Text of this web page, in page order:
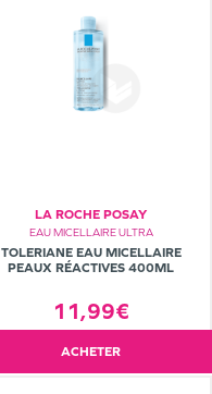
LA ROCHE POSAY
EAU MICELLAIRE ULTRA
TOLERIANE EAU MICELLAIRE
PEAUX RÉACTIVES 400ML
11,99€
ACHETER